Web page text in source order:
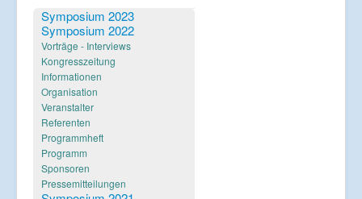
Mediathek
Aktuelles
Veranstaltungen
Informationen
Verlinkungen
Symposium 2023
Symposium 2022
Vorträge - Interviews
Kongresszeitung
Informationen
Organisation
Veranstalter
Referenten
Programmheft
Programm
Sponsoren
Pressemitteilungen